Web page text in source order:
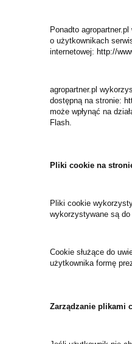
Ponadto
o użytkownikach
internetowej: http://
agropartner.pl
dostępną na stronie:
może wpłynąć na
Flash.
Pliki cookie na
Pliki cookie
wykorzystywane są
Cookie służące do
użytkownika formę
Zarządzanie plikami